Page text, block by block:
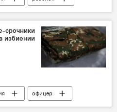
срочники
избиении
офицер